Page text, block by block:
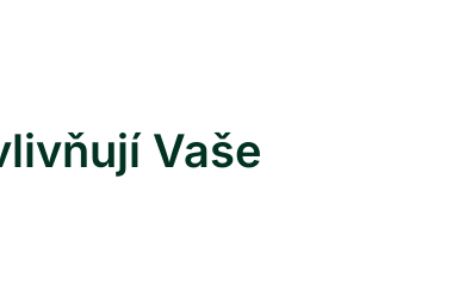
Vaše